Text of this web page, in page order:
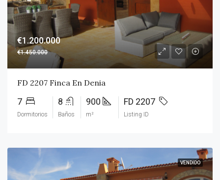
€1.200.000
€1.450.000
FD 2207 Finca En Denia
7
Dormitorios
8
Baños
900
m²
FD 2207
Listing ID
VENDIDO